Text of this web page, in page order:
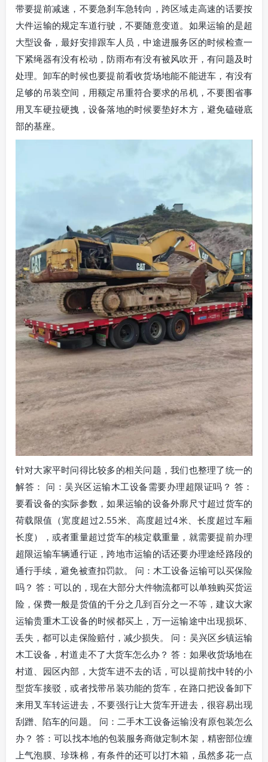
带要提前减速，不要急刹车急转向，跨区域走高速的话要按
大件运输的规定车道行驶，不要随意变道。如果运输的是超
大型设备，最好安排跟车人员，中途进服务区的时候检查一
下紧绳器有没有松动，防雨布有没有被风吹开，有问题及时
处理。卸车的时候也要提前看收货场地能不能进车，有没有
足够的吊装空间，用额定吊重符合要求的吊机，不要图省事
用叉车硬拉硬拽，设备落地的时候要垫好木方，避免磕碰底
部的基座。
针对大家平时问得比较多的相关问题，我们也整理了统一的
解答： 问：吴兴区运输木工设备需要办理超限证吗？ 答：
要看设备的实际参数，如果运输的设备外廓尺寸超过货车的
荷载限值（宽度超过2.55米、高度超过4米、长度超过车厢
长度），或者重量超过货车的核定载重量，就需要提前办理
超限运输车辆通行证，跨地市运输的话还要办理途经路段的
通行手续，避免被查扣罚款。 问：木工设备运输可以买保险
吗？ 答：可以的，现在大部分大件物流都可以单独购买货运
险，保费一般是货值的千分之几到百分之一不等，建议大家
运输贵重木工设备的时候都买上，万一运输途中出现损坏、
丢失，都可以走保险赔付，减少损失。 问：吴兴区乡镇运输
木工设备，村道走不了大货车怎么办？ 答：如果收货场地在
村道、园区内部，大货车进不去的话，可以提前找中转的小
型货车接驳，或者找带吊装功能的货车，在路口把设备卸下
来用叉车转运进去，不要强行让大货车开进去，很容易出现
刮蹭、陷车的问题。 问：二手木工设备运输没有原包装怎么
办？ 答：可以找本地的包装服务商做定制木架，精密部位缠
上气泡膜、珍珠棉，有条件的还可以打木箱，虽然多花一点